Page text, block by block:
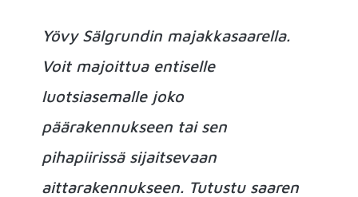
Yövy Sälgrundin majakkasaarella.
Voit majoittua entiselle
luotsiasemalle joko
päärakennukseen tai sen
pihapiirissä sijaitsevaan
aittarakennukseen. Tutustu saaren